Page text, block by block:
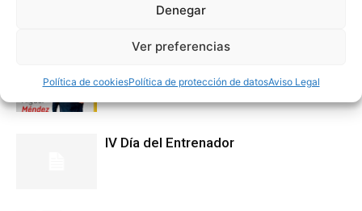
Denegar
Ver preferencias
Política de cookiesPolítica de protección de datosAviso Legal
IV Día del Entrenador